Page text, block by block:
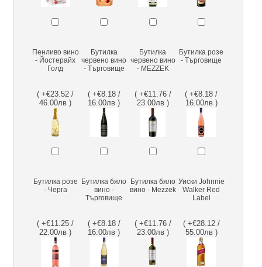
Пенливо вино
- Йостерайх
Голд
( +€23.52 /
46.00лв )
Бутилка
червено вино
- Търговище
( +€8.18 /
16.00лв )
Бутилка
червено вино
- MEZZEK
( +€11.76 /
23.00лв )
Бутилка розе
- Търговище
( +€8.18 /
16.00лв )
Бутилка розе
- Черга
( +€11.25 /
22.00лв )
Бутилка бяло
вино -
Търговище
( +€8.18 /
16.00лв )
Бутилка бяло
вино - Mezzek
( +€11.76 /
23.00лв )
Уиски Johnnie
Walker Red
Label
( +€28.12 /
55.00лв )